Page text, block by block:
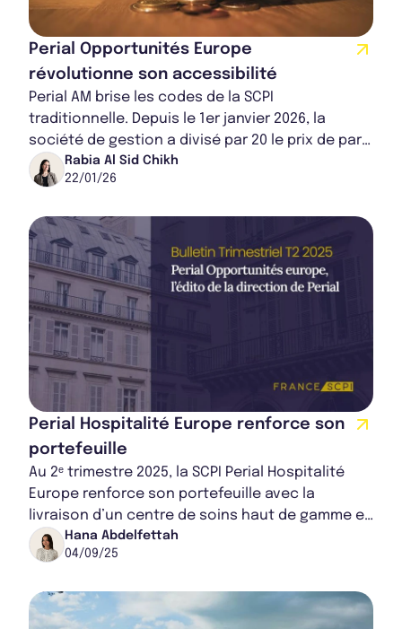
Perial Opportunités Europe
révolutionne son accessibilité
Perial AM brise les codes de la SCPI
traditionnelle. Depuis le 1er janvier 2026, la
société de gestion a divisé par 20 le prix de part
de Perial Opportunités Europe. Cette accessib...
Rabia Al Sid Chikh
22/01/26
Perial Hospitalité Europe renforce son
portefeuille
Au 2ᵉ trimestre 2025, la SCPI Perial Hospitalité
Europe renforce son portefeuille avec la
livraison d’un centre de soins haut de gamme en
Allemagne. Avec désormais un taux d’occupa...
Hana Abdelfettah
04/09/25